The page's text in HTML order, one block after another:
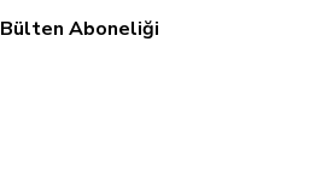
Bülten Aboneliği